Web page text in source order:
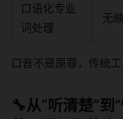
口语化专业
词处理
无
口音不是原罪，传统工
🔧从“听清楚”到